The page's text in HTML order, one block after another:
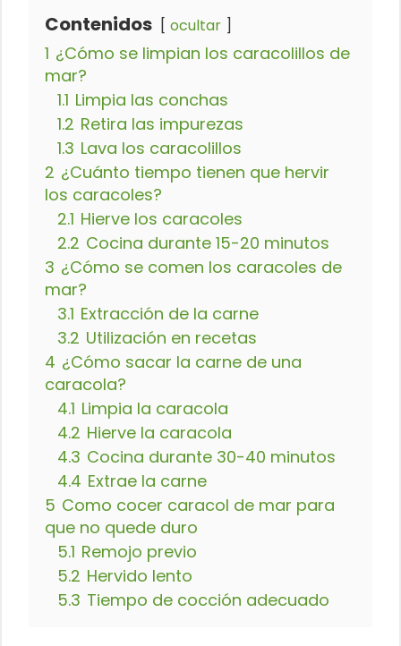
Contenidos ocultar
1 ¿Cómo se limpian los caracolillos de
mar?
1.1 Limpia las conchas
1.2 Retira las impurezas
1.3 Lava los caracolillos
2 ¿Cuánto tiempo tienen que hervir
los caracoles?
2.1 Hierve los caracoles
2.2 Cocina durante 15-20 minutos
3 ¿Cómo se comen los caracoles de
mar?
3.1 Extracción de la carne
3.2 Utilización en recetas
4 ¿Cómo sacar la carne de una
caracola?
4.1 Limpia la caracola
4.2 Hierve la caracola
4.3 Cocina durante 30-40 minutos
4.4 Extrae la carne
5 Como cocer caracol de mar para
que no quede duro
5.1 Remojo previo
5.2 Hervido lento
5.3 Tiempo de cocción adecuado